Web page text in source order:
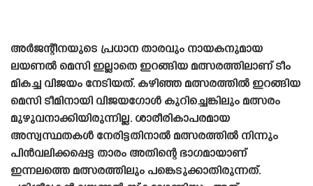
അർജന്റീനയുടെ പ്രധാന താരവും നായകനുമായ
ലയണൽ മെസി ഇല്ലാതെ ഇറങ്ങിയ മത്സരത്തിലാണ് ടീം
മികച്ച വിജയം നേടിയത്. കഴിഞ്ഞ മത്സരത്തിൽ ഇറങ്ങിയ
മെസി ടീമിനായി വിജയഗോൾ കുറിച്ചെങ്കിലും മത്സരം
മുഴുവനാക്കിയിരുന്നില്ല. ശാരീരികാപരമായ
അസ്വസ്ഥതകൾ നേരിട്ടതിനാൽ മത്സരത്തിൽ നിന്നും
പിൻവലിക്കപ്പെട്ട താരം അതിന്റെ ഭാഗമായാണ്
ഇന്നലത്തെ മത്സരത്തിലും പങ്കെടുക്കാതിരുന്നത്.